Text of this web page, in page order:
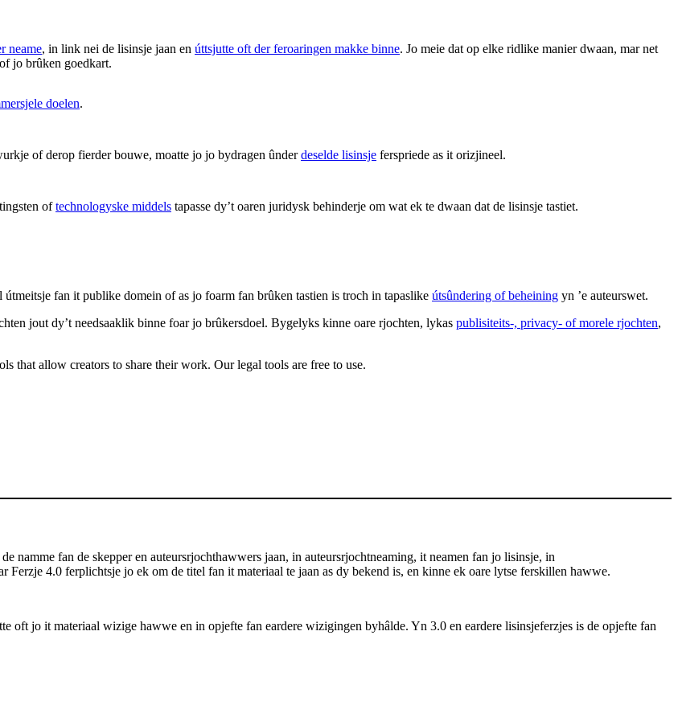
neame, in link nei de lisinsje jaan en úttsjutte oft der feroaringen makke binne. Jo meie dat op elke ridlike manier dwaan, mar net
jo brûken goedkart.
doelen.
of derop fierder bouwe, moatte jo jo bydragen ûnderdeselde lisinsje ferspriede as it orizjineel.
oftechnologyske middels tapasse dy’t oaren juridysk behinderje om wat ek te dwaan dat de lisinsje tastiet.
fan it publike domein of as jo foarm fan brûken tastien is troch in tapaslike útsûndering of beheining yn ’e auteurswet.
jout dy’t needsaaklik binne foar jo brûkersdoel. Bygelyks kinne oare rjochten, lykas publisiteits-, privacy- of morele rjochten,
that allow creators to share their work. Our legal tools are free to use.
namme fan de skepper en auteursrjochthawwers jaan, in auteursrjochtneaming, it neamen fan jo lisinsje, in
4.0 ferplichtsje jo ek om de titel fan it materiaal te jaan as dy bekend is, en kinne ek oare lytse ferskillen hawwe.
oft jo it materiaal wizige hawwe en in opjefte fan eardere wizigingen byhâlde. Yn 3.0 en eardere lisinsjeferzjes is de opjefte fan